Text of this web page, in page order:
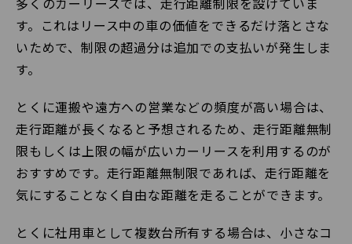
す。これはリース中の車の価値をできるだけ落とさな
いためで、制限の超過分は追加での支払いが発生しま
す。
とくに運搬や遠方への営業などの頻度が高い場合は、
走行距離が長くなると予想されるため、走行距離無制
限もしくは上限の幅が広いカーリースを利用するのが
おすすめです。走行距離無制限であれば、走行距離を
気にすることなく自由な距離を走ることができます。
とくに社用車として複数台所有する場合は、小さなコ